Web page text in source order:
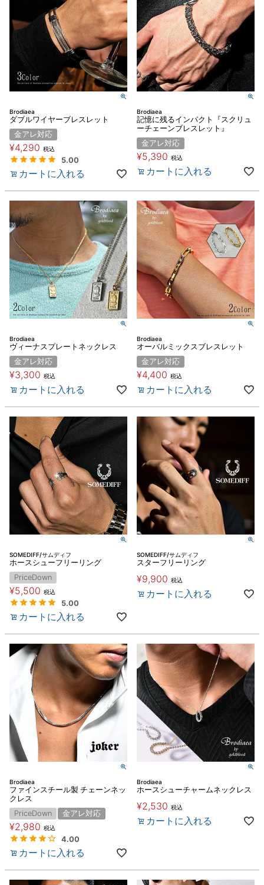
Brodiaea
ダブルワイヤーブレスレット
金アレ対応
¥4,290 税込
5.00
カートに入れる
Brodiaea
記憶に残るインパクト『スクリュ
ーチェーンブレスレット』
金アレ対応
¥5,390 税込
カートに入れる
Brodiaea
ヴィーナスプレートネックレス
金アレ対応
¥3,300 税込
カートに入れる
Brodiaea
オーバルミックスブレスレット
金アレ対応
¥4,400 税込
カートに入れる
SOMEDIFF/サムディフ
ホースシューフリーリング
PriceDown
¥5,500 税込
5.00
カートに入れる
SOMEDIFF/サムディフ
スターフリーリング
¥9,900 税込
カートに入れる
Brodiaea
ファインスチール製 チェーンネッ
クレス
PriceDown
金アレ対応
¥2,980 税込
4.00
カートに入れる
Brodiaea
ホースシューチャームネックレス
¥2,530 税込
カートに入れる